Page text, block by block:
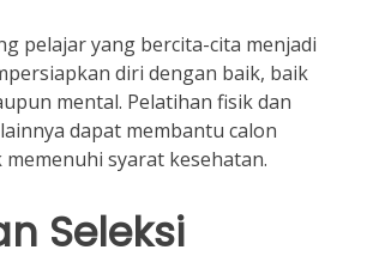
pelajar yang bercita-cita menjadi
diri dengan baik, baik
mental. Pelatihan fisik dan
dapat membantu calon
syarat kesehatan.
Seleksi